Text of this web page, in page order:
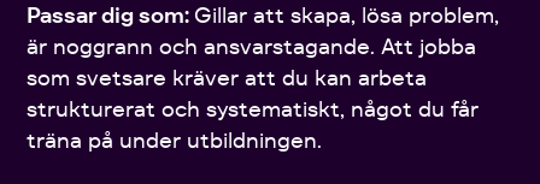
Passar dig som:Gillar att skapa, lösa problem,
är noggrann och ansvarstagande. Att jobba
som svetsare kräver att du kan arbeta
strukturerat och systematiskt, något du får
träna på under utbildningen.